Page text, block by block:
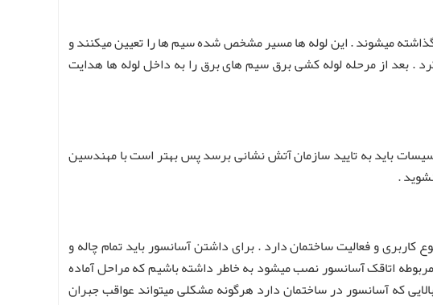
میشوند . این لوله ها مسیر مشخص شده سیم ها را تعیین میکنند و
. بعد از مرحله لوله کشی برق سیم های برق را به داخل لوله ها هدایت
باید به تایید سازمان آتش نشانی برسد پس بهتر است با مهندسین
.
و فعالیت ساختمان دارد . برای داشتن آسانسور باید تمام چاله و
اتاقک آسانسور نصب میشود به خاطر داشته باشیم که مراحل آماده
که آسانسور در ساختمان دارد هرگونه مشکلی میتواند عواقب جبران